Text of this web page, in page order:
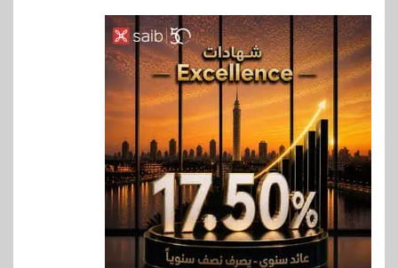
6
بنوك
بنك QNB مصر يعزز جاهزية
المشروعات الصغيرة والمتوسطة
للنمو والتوسع
7 اخبار
فيكسد مصر و”حلول” تتشاركان
في تطوير أول منصة للسياحة
الصحية في مصر والشرق الأوسط
وأفريقيا Tour4Cure